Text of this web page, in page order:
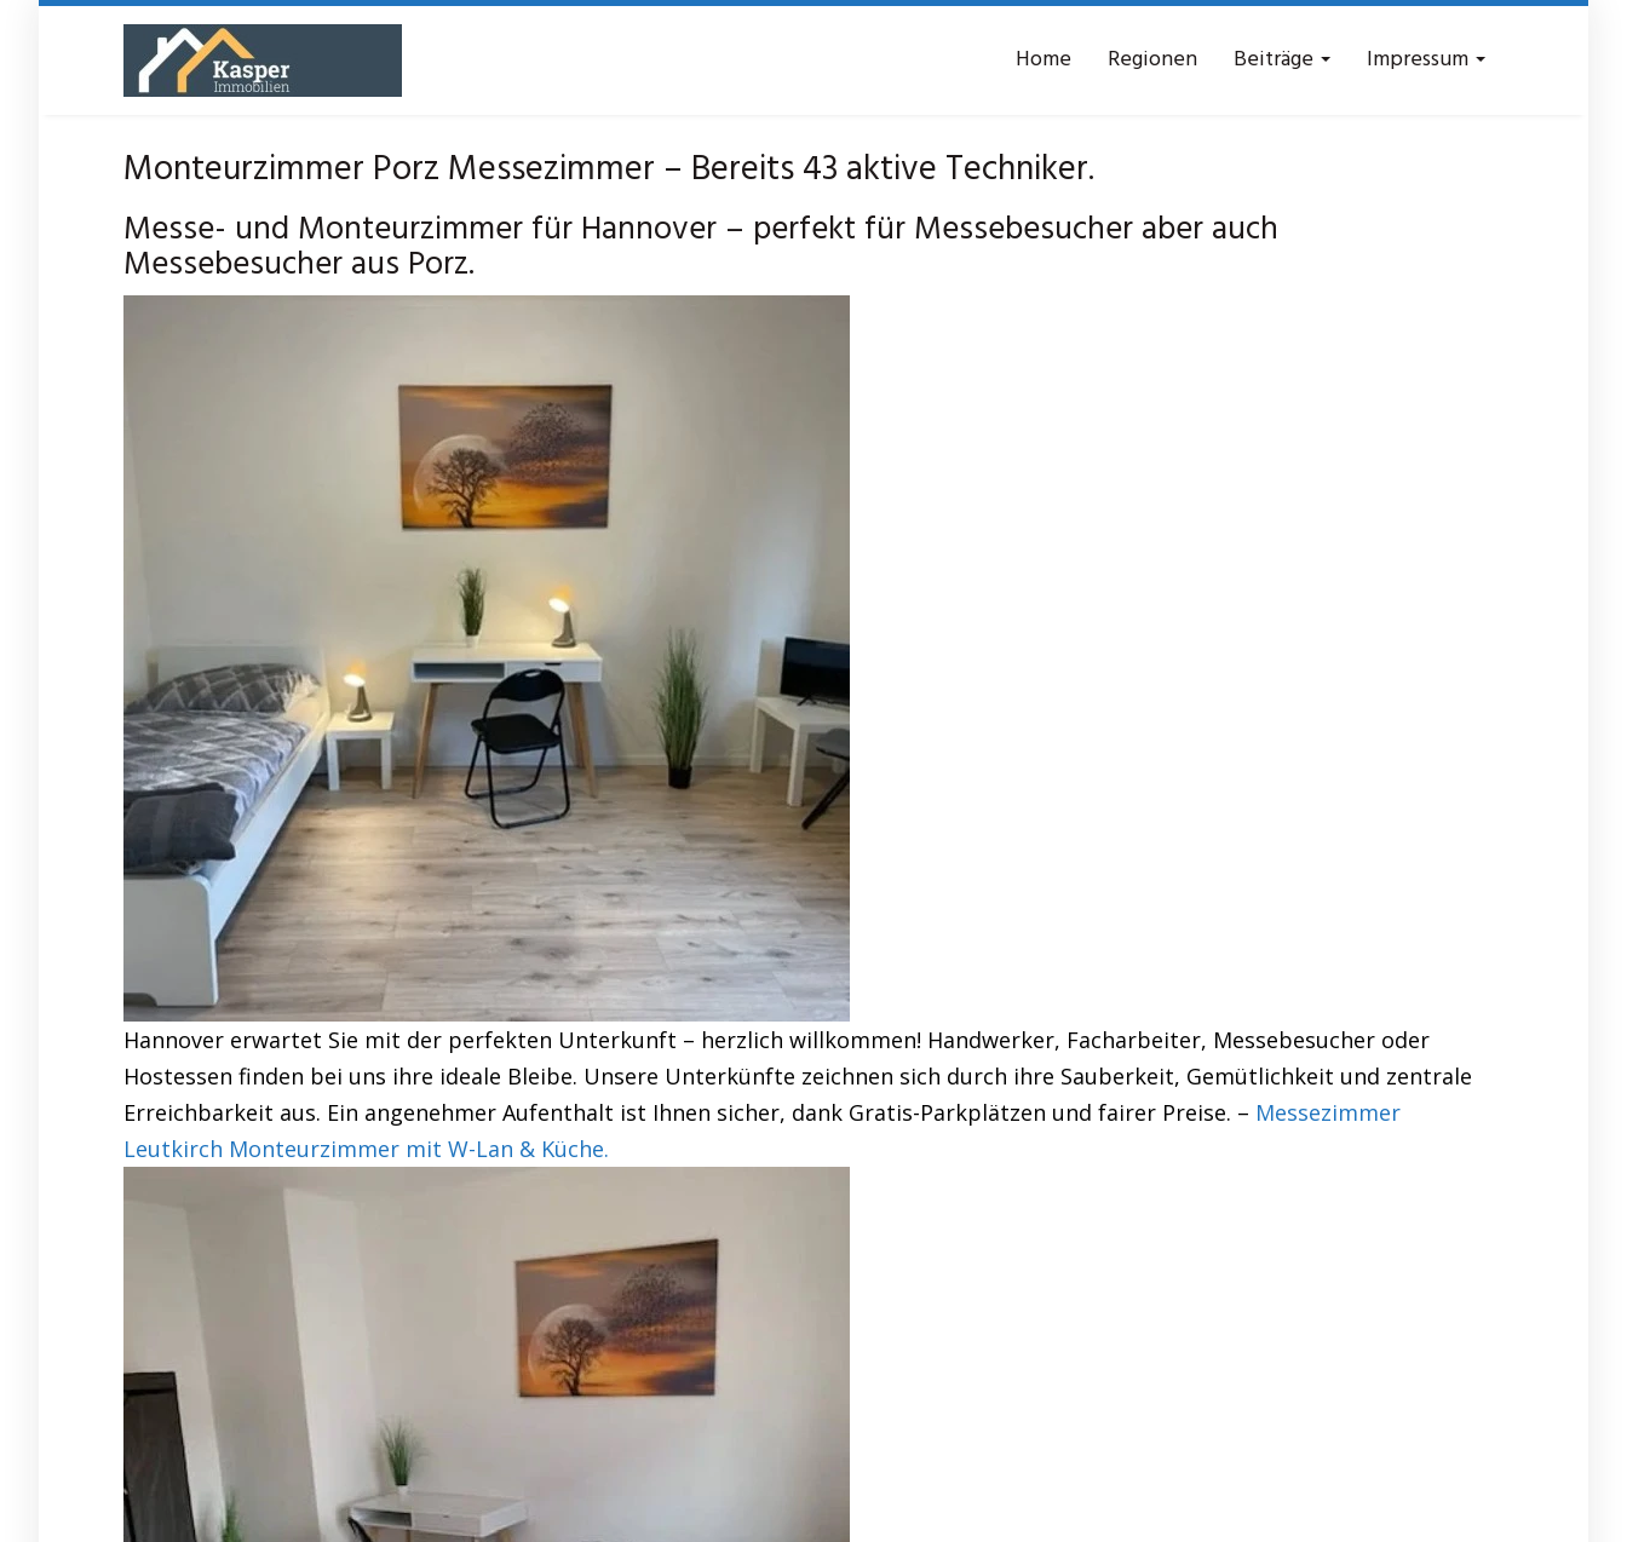
Home Regionen Beiträge Impressum
Monteurzimmer Porz Messezimmer – Bereits 43 aktive Techniker.
Messe- und Monteurzimmer für Hannover – perfekt für Messebesucher aber auch
Messebesucher aus Porz.
Hannover erwartet Sie mit der perfekten Unterkunft – herzlich willkommen! Handwerker, Facharbeiter, Messebesucher oder
Hostessen finden bei uns ihre ideale Bleibe. Unsere Unterkünfte zeichnen sich durch ihre Sauberkeit, Gemütlichkeit und zentrale
Erreichbarkeit aus. Ein angenehmer Aufenthalt ist Ihnen sicher, dank Gratis-Parkplätzen und fairer Preise. – Messezimmer
Leutkirch Monteurzimmer mit W-Lan & Küche.